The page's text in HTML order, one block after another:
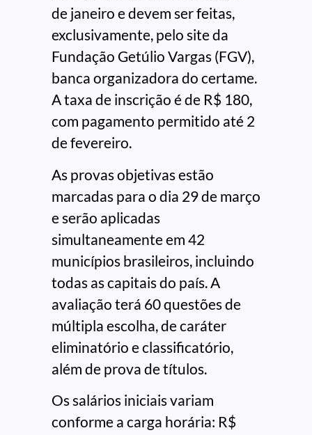
de janeiro e devem ser feitas,
exclusivamente, pelo site da
Fundação Getúlio Vargas (FGV),
banca organizadora do certame.
A taxa de inscrição é de R$ 180,
com pagamento permitido até 2
de fevereiro.
As provas objetivas estão
marcadas para o dia 29 de março
e serão aplicadas
simultaneamente em 42
municípios brasileiros, incluindo
todas as capitais do país. A
avaliação terá 60 questões de
múltipla escolha, de caráter
eliminatório e classificatório,
além de prova de títulos.
Os salários iniciais variam
conforme a carga horária: R$